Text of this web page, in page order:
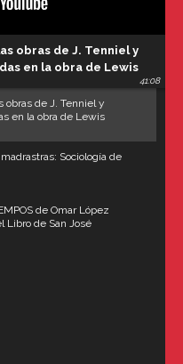
obras de J. Tenniel y
en la obra de Lewis
41:08
obras de J. Tenniel y
en la obra de Lewis
Sociología de
de Omar López
Libro de San José